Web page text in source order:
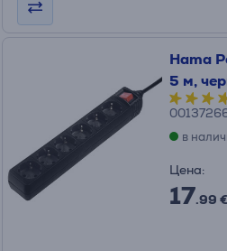
Hama
5 м,
в
Цена:
17.99 €